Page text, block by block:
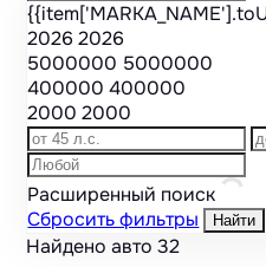
20262026
5000000 5000000
400000400000
20002000
Расширенный поиск
Сбросить фильтры
Найти
Найдено авто32